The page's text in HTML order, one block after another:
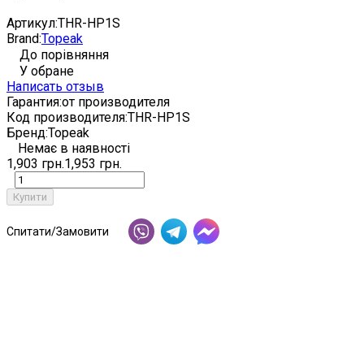
Артикул:THR-HP1S
Brand:Topeak
До порівняння
У обране
Написать отзыв
Гарантия:от производителя
Код производителя:THR-HP1S
Бренд:Topeak
Немає в наявності
1,903 грн.1,953 грн.
Купити
Спитати/Замовити